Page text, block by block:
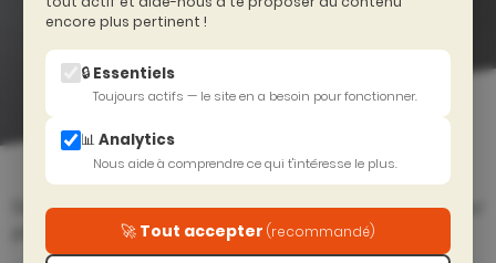
encore plus pertinent !
🔒 Essentiels
Toujours actifs — le site en a besoin pour fonctionner.
📊 Analytics
Nous aide à comprendre ce qui t'intéresse le plus.
🚀 Tout accepter (recommandé)
WORKSHOPS
Accueil > Workshops
Des ateliers courts (2 à 4h), gratuits ou payants, pour
progresser rapidement sur un sujet technique précis.